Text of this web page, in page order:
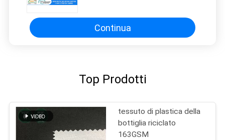
Continua
Top Prodotti
tessuto di plastica della
bottiglia riciclato
163GSM